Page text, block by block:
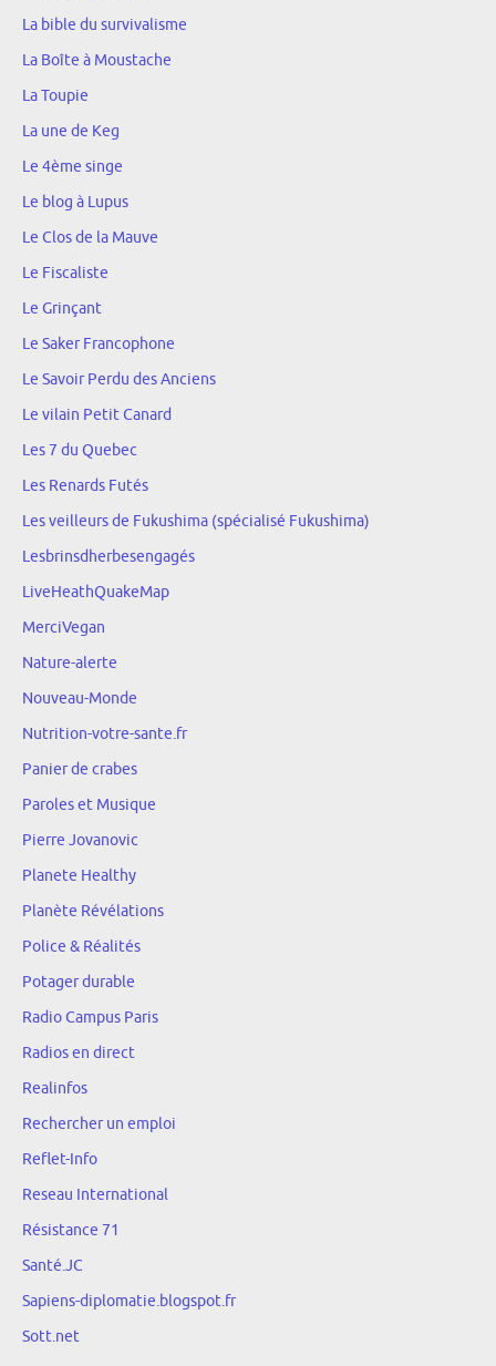
La bible du survivalisme
La Boîte à Moustache
La Toupie
La une de Keg
Le 4ème singe
Le blog à Lupus
Le Clos de la Mauve
Le Fiscaliste
Le Grinçant
Le Saker Francophone
Le Savoir Perdu des Anciens
Le vilain Petit Canard
Les 7 du Quebec
Les Renards Futés
Les veilleurs de Fukushima (spécialisé Fukushima)
Lesbrinsdherbesengagés
LiveHeathQuakeMap
MerciVegan
Nature-alerte
Nouveau-Monde
Nutrition-votre-sante.fr
Panier de crabes
Paroles et Musique
Pierre Jovanovic
Planete Healthy
Planète Révélations
Police & Réalités
Potager durable
Radio Campus Paris
Radios en direct
Realinfos
Rechercher un emploi
Reflet-Info
Reseau International
Résistance 71
Santé.JC
Sapiens-diplomatie.blogspot.fr
Sott.net